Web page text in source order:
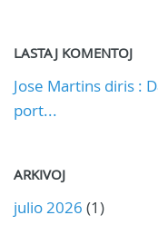
LASTAJ KOMENTOJ
Jose Martins diris :
port...
ARKIVOJ
julio 2026 (1)